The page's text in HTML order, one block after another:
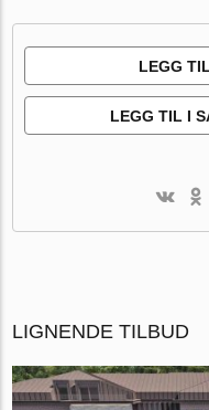
LEGG
LEGG TIL I
LIGNENDE TILBUD